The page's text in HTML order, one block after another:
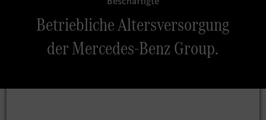
Betriebliche Altersversorgung
der Mercedes-Benz Group.